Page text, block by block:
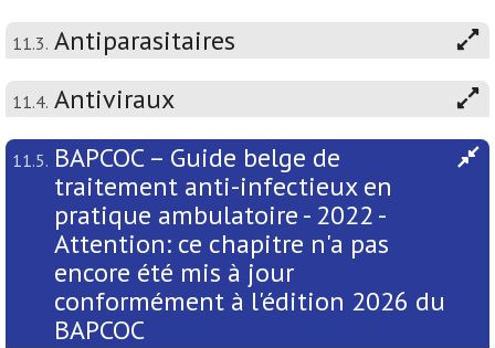
11.3. Antiparasitaires
11.4. Antiviraux
11.5. BAPCOC – Guide belge de
traitement anti-infectieux en
pratique ambulatoire - 2022 -
Attention: ce chapitre n'a pas
encore été mis à jour
conformément à l'édition 2026 du
BAPCOC